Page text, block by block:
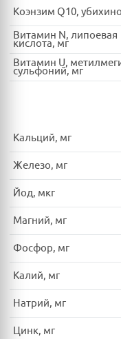
Коэнзим Q10,
Витамин N, липоевая
кислота, мг
Витамин U,
сульфоний, мг
Кальций, мг
Железо, мг
Йод, мкг
Магний, мг
Фосфор, мг
Калий, мг
Натрий, мг
Цинк, мг